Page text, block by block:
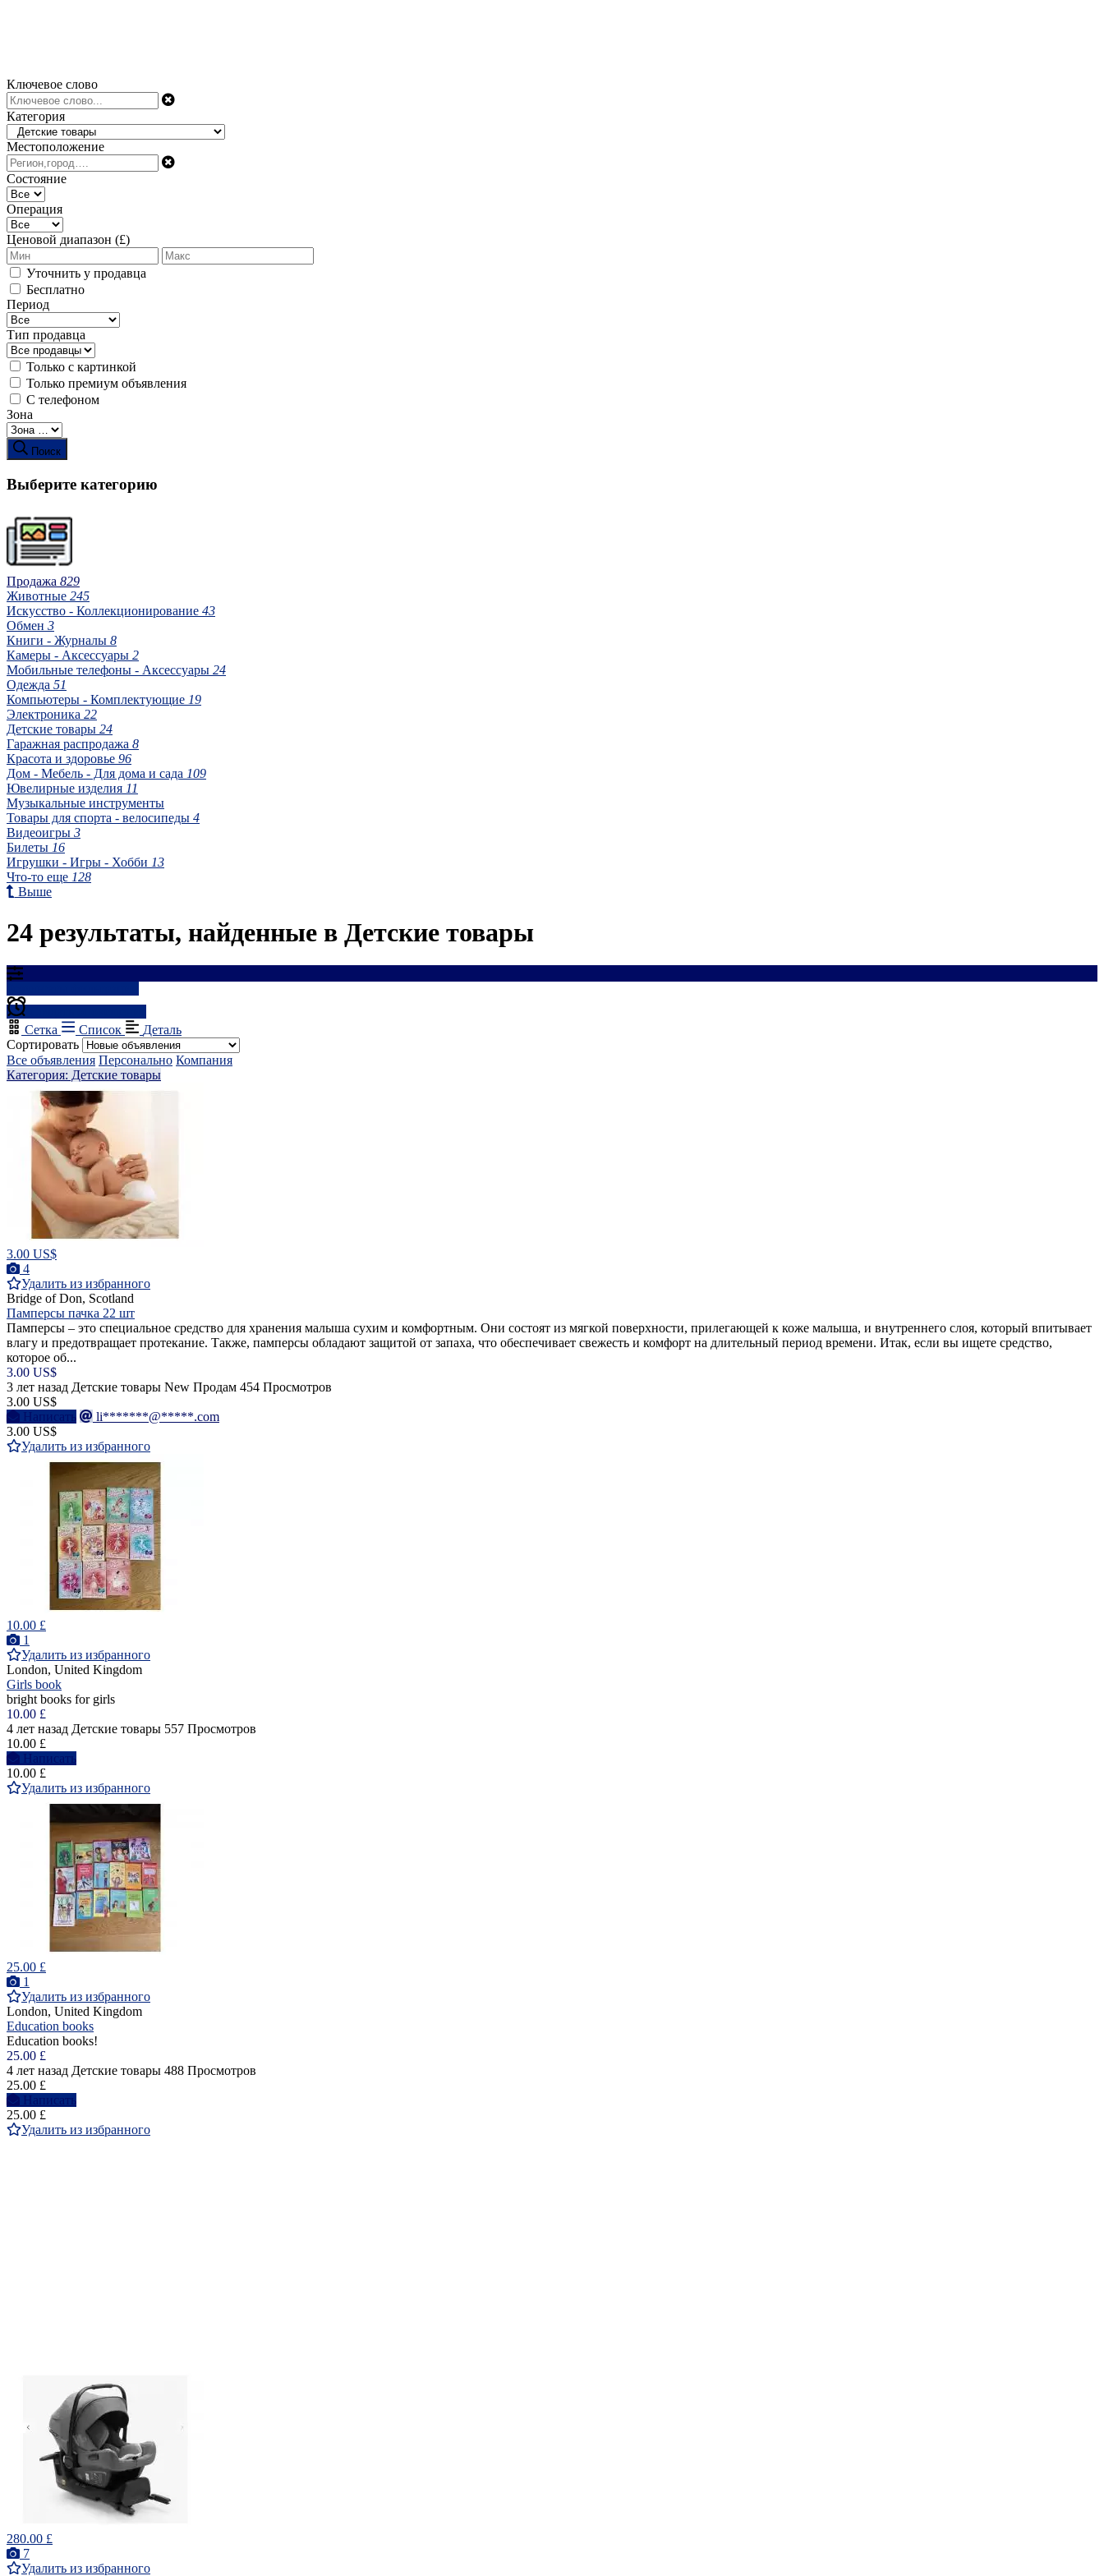
Ключевое слово
Категория
Местоположение
Состояние
Операция
Ценовой диапазон (£)
Уточнить у продавца
Бесплатно
Период
Тип продавца
Только с картинкой
Только премиум объявления
С телефоном
Зона
Поиск
Выберите категорию
Продажа 829
Животные 245
Искусство - Коллекционирование 43
Обмен 3
Книги - Журналы 8
Камеры - Аксессуары 2
Мобильные телефоны - Аксессуары 24
Одежда 51
Компьютеры - Комплектующие 19
Электроника 22
Детские товары 24
Гаражная распродажа 8
Красота и здоровье 96
Дом - Мебель - Для дома и сада 109
Ювелирные изделия 11
Музыкальные инструменты
Товары для спорта - велосипеды 4
Видеоигры 3
Билеты 16
Игрушки - Игры - Хобби 13
Что-то еще 128
Выше
24 результаты, найденные в Детские товары
Сетка
Список
Деталь
Сортировать
Все объявления Персонально Компания
Категория: Детские товары
3.00 US$
4
Удалить из избранного
Bridge of Don, Scotland
Памперсы пачка 22 шт
Памперсы – это специальное средство для хранения малыша сухим и комфортным. Они состоят из мягкой поверхности, прилегающей к коже малыша, и внутреннего слоя, который впитывает
влагу и предотвращает протекание. Также, памперсы обладают защитой от запаха, что обеспечивает свежесть и комфорт на длительный период времени. Итак, если вы ищете средство,
которое об...
3.00 US$
3 лет назад Детские товары New Продам 454 Просмотров
3.00 US$
Написать
li*******@*****.com
3.00 US$
Удалить из избранного
10.00 £
1
Удалить из избранного
London, United Kingdom
Girls book
bright books for girls
10.00 £
4 лет назад Детские товары 557 Просмотров
10.00 £
Написать
10.00 £
Удалить из избранного
25.00 £
1
Удалить из избранного
London, United Kingdom
Education books
Education books!
25.00 £
4 лет назад Детские товары 488 Просмотров
25.00 £
Написать
25.00 £
Удалить из избранного
280.00 £
7
Удалить из избранного